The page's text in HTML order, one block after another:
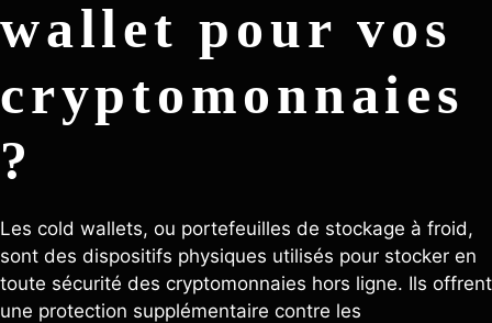
wallet pour vos
cryptomonnaies
?
Les cold wallets, ou portefeuilles de stockage à froid,
sont des dispositifs physiques utilisés pour stocker en
toute sécurité des cryptomonnaies hors ligne. Ils offrent
une protection supplémentaire contre les